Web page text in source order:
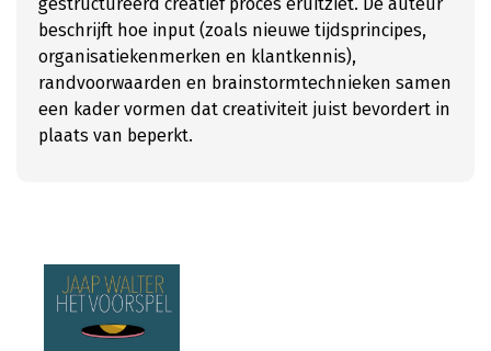
beschrijft hoe input (zoals nieuwe tijdsprincipes,
organisatiekenmerken en klantkennis),
randvoorwaarden en brainstormtechnieken samen
een kader vormen dat creativiteit juist bevordert in
plaats van beperkt.